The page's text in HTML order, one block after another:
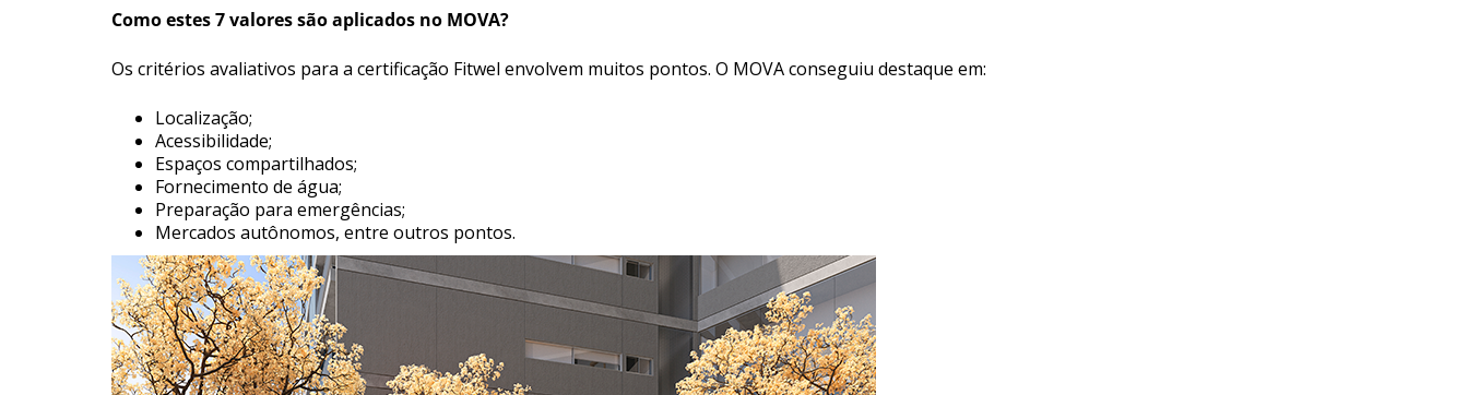
Como estes 7 valores são aplicados no MOVA?
Os critérios avaliativos para a certificação Fitwel envolvem muitos pontos. O MOVA conseguiu destaque em:
Localização;
Acessibilidade;
Espaços compartilhados;
Fornecimento de água;
Preparação para emergências;
Mercados autônomos, entre outros pontos.